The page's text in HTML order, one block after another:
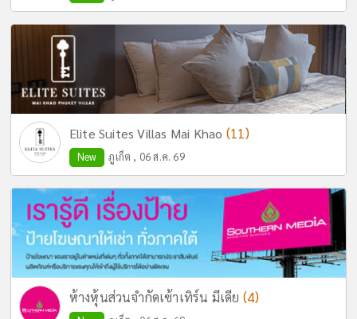
Elite Suites Villas Mai Khao (11)
New ภูเก็ต , 06 ส.ค. 69
ห้างหุ้นส่วนจำกัดเซ้าเทิร์น มีเดีย (4)